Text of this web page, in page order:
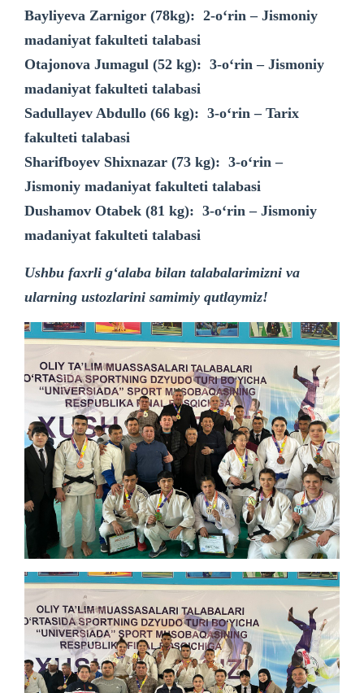
Bayliyeva Zarnigor (78kg): 2-o‘rin – Jismoniy
madaniyat fakulteti talabasi
Otajonova Jumagul (52 kg): 3-o‘rin – Jismoniy
madaniyat fakulteti talabasi
Sadullayev Abdullo (66 kg): 3-o‘rin – Tarix
fakulteti talabasi
Sharifboyev Shixnazar (73 kg): 3-o‘rin –
Jismoniy madaniyat fakulteti talabasi
Dushamov Otabek (81 kg): 3-o‘rin – Jismoniy
madaniyat fakulteti talabasi
Ushbu faxrli gʻalaba bilan talabalarimizni va
ularning ustozlarini samimiy qutlaymiz!